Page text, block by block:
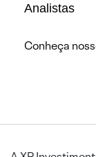
Analistas
Conheça